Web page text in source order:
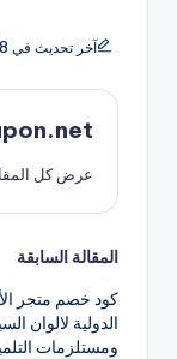
آخر تحديث في 8 ديسمبر 2023
عرض كل
تصفّح
المقالة السابقة
كود خصم متجر
الدولية لالوان
ومستلزمات